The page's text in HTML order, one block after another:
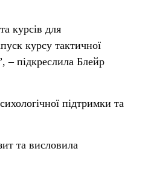
курсів для
курсу тактичної
– підкреслила Блейр
підтримки та
та висловила